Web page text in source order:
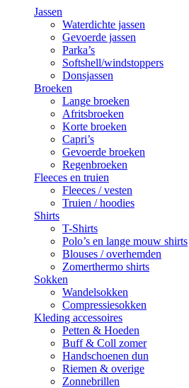
Jassen
Waterdichte jassen
Gevoerde jassen
Parka’s
Softshell/windstoppers
Donsjassen
Broeken
Lange broeken
Afritsbroeken
Korte broeken
Capri’s
Gevoerde broeken
Regenbroeken
Fleeces en truien
Fleeces / vesten
Truien / hoodies
Shirts
T-Shirts
Polo’s en lange mouw shirts
Blouses / overhemden
Zomerthermo shirts
Sokken
Wandelsokken
Compressiesokken
Kleding accessoires
Petten & Hoeden
Buff & Coll zomer
Handschoenen dun
Riemen & overige
Zonnebrillen